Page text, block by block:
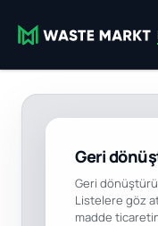
Geri
Geri
Listelere göz
madde